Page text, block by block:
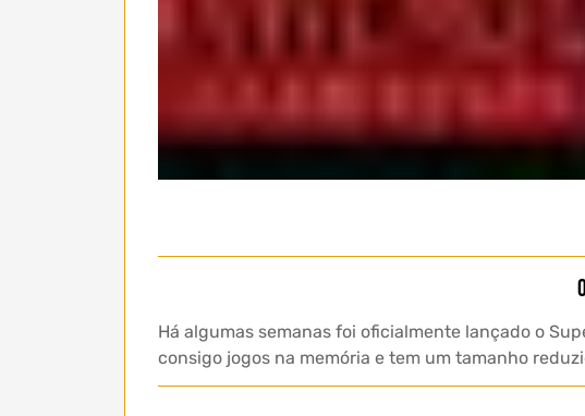
Há algumas semanas foi oficialmente lançado o
consigo jogos na memória e tem um tamanho